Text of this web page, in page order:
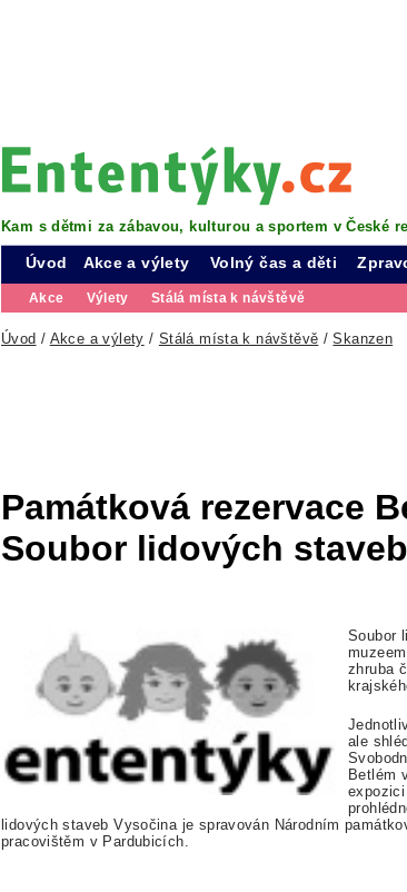
Kam s dětmi za zábavou, kulturou a sportem v České
Úvod Akce a výlety
Akce Výlety Stálá místa k návštěvě
Volný čas a děti
Úvod / Akce a výlety / Stálá místa k návštěvě /Skanzen
Památková rezervace
Soubor lidových
Soubor
zhruba
ale
Betlém
lidových staveb Vysočina je spravován Národním
pracovištěm v Pardubicích.